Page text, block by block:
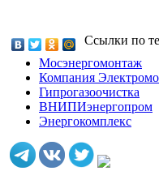
Ссылки по
Мосэнергомонтаж
Компания
Гипрогазоочистка
ВНИПИэнергопром
Энергокомплекс